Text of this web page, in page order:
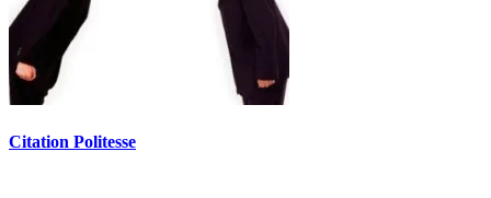
Citation Politesse